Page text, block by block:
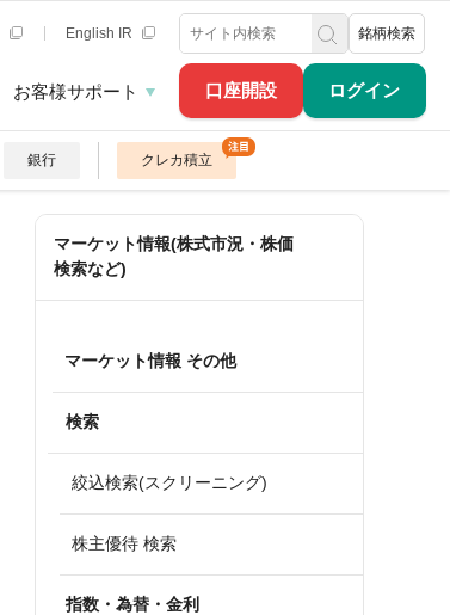
口座開設 ログイン
English IR 銘柄検索
お客様サポート
銀行 クレカ積立
マーケット情報(株式市況・株価
検索など)
マーケット情報 その他
検索
絞込検索(スクリーニング)
株主優待 検索
指数・為替・金利